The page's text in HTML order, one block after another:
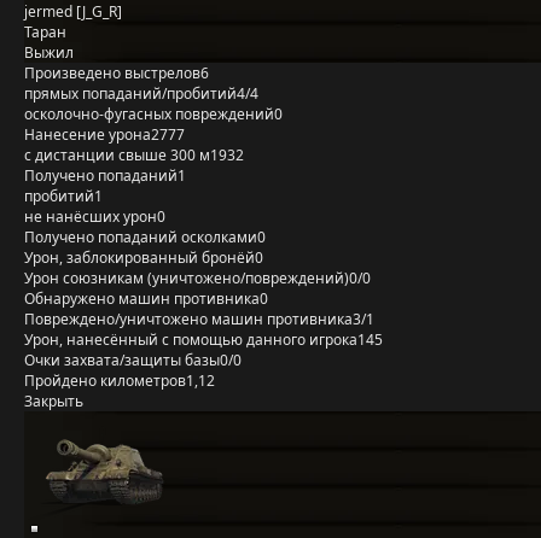
jermed [J_G_R]
Таран
Выжил
Произведено выстрелов6
прямых попаданий/пробитий4/4
осколочно-фугасных повреждений0
Нанесение урона2777
с дистанции свыше 300 м1932
Получено попаданий1
пробитий1
не нанёсших урон0
Получено попаданий осколками0
Урон, заблокированный бронёй0
Урон союзникам (уничтожено/повреждений)0/0
Обнаружено машин противника0
Повреждено/уничтожено машин противника3/1
Урон, нанесённый с помощью данного игрока145
Очки захвата/защиты базы0/0
Пройдено километров1,12
Закрыть